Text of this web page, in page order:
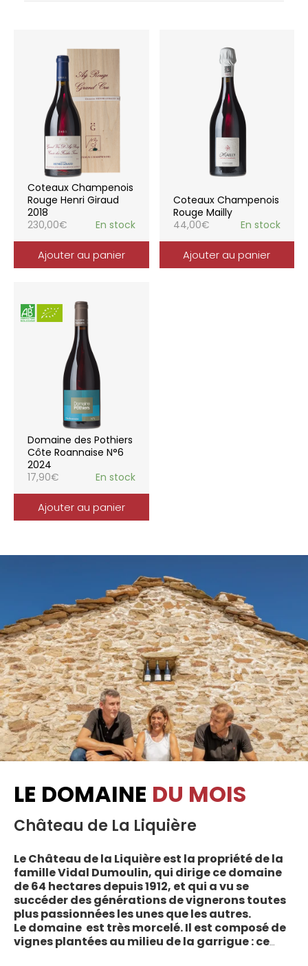
Coteaux Champenois
Rouge Henri Giraud
2018
230,00€ En stock
Ajouter au panier
Coteaux Champenois
Rouge Mailly
44,00€ En stock
Ajouter au panier
Domaine des Pothiers
Côte Roannaise N°6
2024
17,90€ En stock
Ajouter au panier
LE DOMAINE DU MOIS
Château de La Liquière
Le Château de la Liquière est la propriété de la
famille Vidal Dumoulin, qui dirige ce domaine
de 64 hectares depuis 1912, et qui a vu se
succéder des générations de vignerons toutes
plus passionnées les unes que les autres.
Le domaine est très morcelé. Il est composé de
vignes plantées au milieu de la garrigue : ce